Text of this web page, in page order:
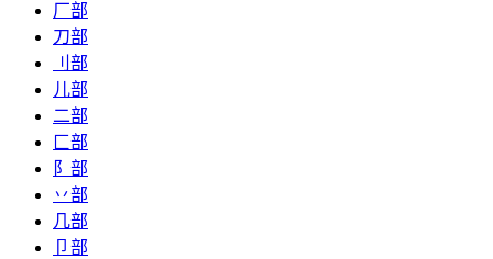
厂部
刀部
刂部
儿部
二部
匚部
阝部
丷部
几部
卩部